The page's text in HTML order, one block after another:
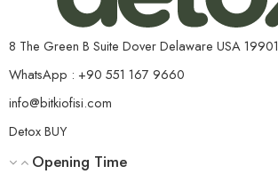
8 The Green B Suite Dover Delaware USA 19901
WhatsApp : +90 551 167 9660
info@bitkiofisi.com
Detox BUY
Opening Time